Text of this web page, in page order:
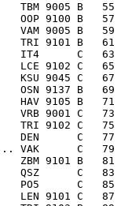
TBM 9005 B   55
OOP 9100 B   57
VAM 9005 B   59
TRI 9101 B   61
IT4      C   63
LCE 9102 C   65
KSU 9045 C   67
OSN 9137 B   69
HAV 9105 B   71
VRB 9001 C   73
TRI 9102 C   75
DEN      C   77
VAK      C   79
ZBM 9101 B   81
QSZ      C   83
PO5      C   85
LEN 9101 C   87